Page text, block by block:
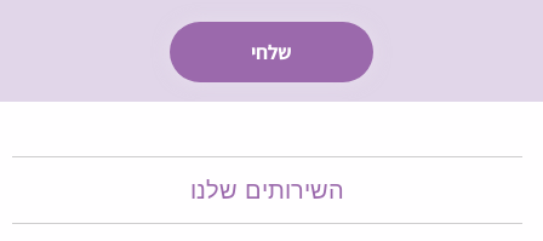
השירותים שלנו